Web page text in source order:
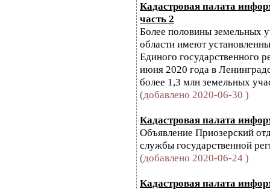
Кадастровая палата
часть 2
Более половины земельных
области имеют
Единого государственного
июня 2020 года в
более 1,3 млн земельных
(добавлено 2020-06-30 )
Кадастровая палата
Объявление Приозерский
службы государственной
(добавлено 2020-06-24 )
Кадастровая палата